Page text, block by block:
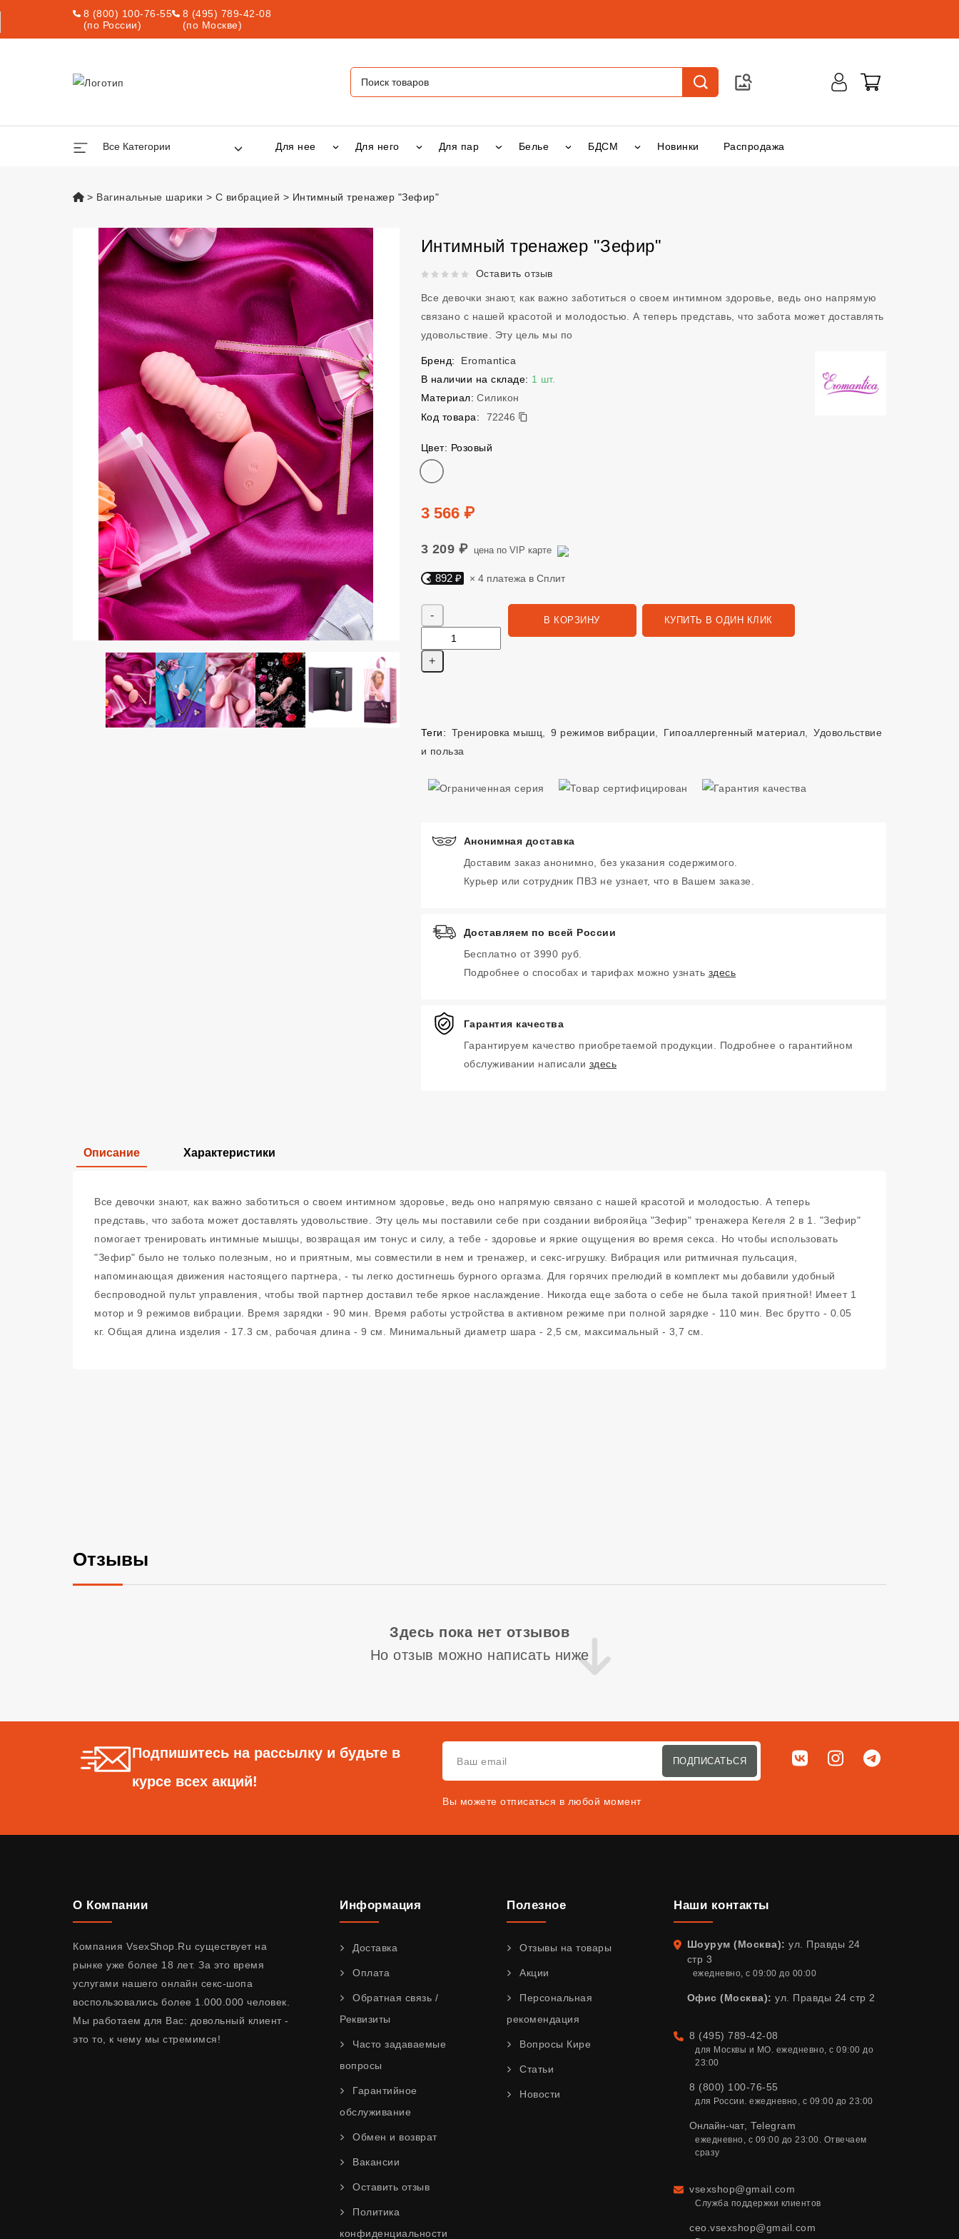
8 (800) 100-76-55
(по России)
8 (495) 789-42-08
(по Москве)
Все Категории Для нее Для него Для пар Белье БДСМ Новинки Распродажа
vsexshop.ru
Вагинальные шарики С вибрацией Интимный тренажер "Зефир"
Интимный тренажер "Зефир" Интимный тренажер "Зефир"
Рейтинг 5 из 5.Оставить отзыв
Все девочки знают, как важно заботиться о своем интимном здоровье, ведь оно напрямую
связано с нашей красотой и молодостью. А теперь представь, что забота может доставлять
удовольствие. Эту цель мы по
Бренд:
Eromantica
В наличии на складе: 1 шт.
Материал: Силикон
Код товара:
72246
72246
Цвет: Розовый
Цвет
Цена
3 566 ₽
3 209 ₽ цена по VIP карте
Яндекс Сплит. 892 руб, 4 платежа в Сплит
892 ₽ × 4 платежа в Сплит
В КОРЗИНУ КУПИТЬ В ОДИН КЛИК
Теги: Тренировка мышц 9 режимов вибрации Гипоаллергенный материал
Удовольствие
и польза
Анонимная доставка
Доставим заказ анонимно, без указания содержимого.
Курьер или сотрудник ПВЗ не узнает, что в Вашем заказе.
Доставляем по всей России
Бесплатно от 3990 руб.
Подробнее о способах и тарифах можно узнать здесь
Гарантия качества
Гарантируем качество приобретаемой продукции. Подробнее о гарантийном
обслуживании написали здесь
Описание Характеристики
Все девочки знают, как важно заботиться о своем интимном здоровье, ведь оно напрямую связано с нашей красотой и молодостью. А теперь
представь, что забота может доставлять удовольствие. Эту цель мы поставили себе при создании виброяйца "Зефир" тренажера Кегеля 2 в 1. "Зефир"
помогает тренировать интимные мышцы, возвращая им тонус и силу, а тебе - здоровье и яркие ощущения во время секса. Но чтобы использовать
"Зефир" было не только полезным, но и приятным, мы совместили в нем и тренажер, и секс-игрушку. Вибрация или ритмичная пульсация,
напоминающая движения настоящего партнера, - ты легко достигнешь бурного оргазма. Для горячих прелюдий в комплект мы добавили удобный
беспроводной пульт управления, чтобы твой партнер доставил тебе яркое наслаждение. Никогда еще забота о себе не была такой приятной! Имеет 1
мотор и 9 режимов вибрации. Время зарядки - 90 мин. Время работы устройства в активном режиме при полной зарядке - 110 мин. Вес брутто - 0.05
кг. Общая длина изделия - 17.3 см, рабочая длина - 9 см. Минимальный диаметр шара - 2,5 см, максимальный - 3,7 см.
Отзывы
Здесь пока нет отзывов
Но отзыв можно написать ниже
Подпишитесь на рассылку и будьте в
курсе всех акций!
ПОДПИСАТЬСЯ
Вы можете отписаться в любой момент
Мы в соц. сетях
ВКонтактеInstagramTelegram
О Компании
Компания VsexShop.Ru существует на
рынке уже более 18 лет. За это время
услугами нашего онлайн секс-шопа
воспользовались более 1.000.000 человек.
Мы работаем для Вас: довольный клиент -
это то, к чему мы стремимся!
Информация
Доставка
Оплата
Обратная связь /
Реквизиты
Часто задаваемые
вопросы
Гарантийное
обслуживание
Обмен и возврат
Вакансии
Оставить отзыв
Политика
конфиденциальности
Полезное
Отзывы на товары
Акции
Персональная
рекомендация
Вопросы Кире
Статьи
Новости
Наши контакты
Адрес
Шоурум (Москва): ул. Правды 24
стр 3
ежедневно, с 09:00 до 00:00
Офис (Москва): ул. Правды 24 стр 2
Телефон
8 (495) 789-42-08
для Москвы и МО. ежедневно, с 09:00 до
23:00
8 (800) 100-76-55
для России. ежедневно, с 09:00 до 23:00
Онлайн-чат,Telegram
ежедневно, с 09:00 до 23:00. Отвечаем
сразу
Email
vsexshop@gmail.com
Служба поддержки клиентов
ceo.vsexshop@gmail.com